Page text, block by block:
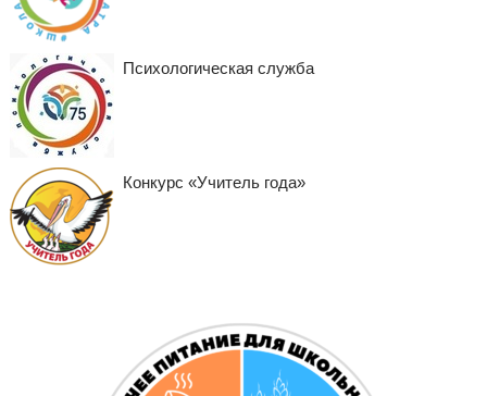
Психологическая служба
Конкурс «Учитель года»